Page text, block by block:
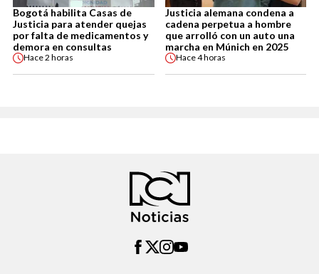
Bogotá habilita Casas de
Justicia para atender quejas
por falta de medicamentos y
demora en consultas
Hace2 horas
Justicia alemana condena a
cadena perpetua a hombre
que arrolló con un auto una
marcha en Múnich en 2025
Hace4 horas